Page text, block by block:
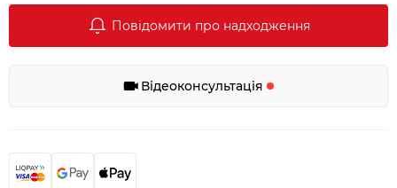
Повідомити про надходження
Відеоконсультація